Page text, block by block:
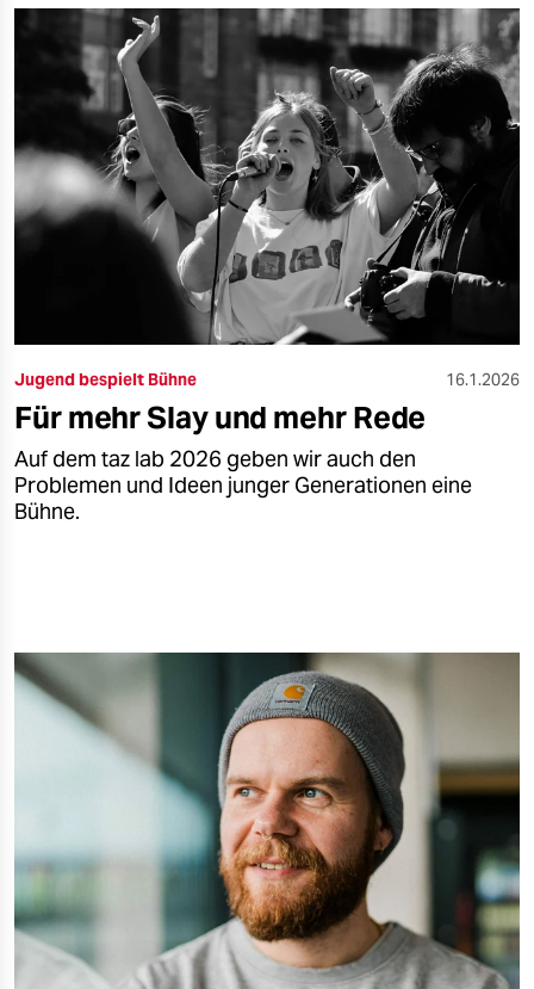
Jugend bespielt Bühne 16.1.2026
Für mehr Slay und mehr Rede
Auf dem taz lab 2026 geben wir auch den
Problemen und Ideen junger Generationen eine
Bühne.